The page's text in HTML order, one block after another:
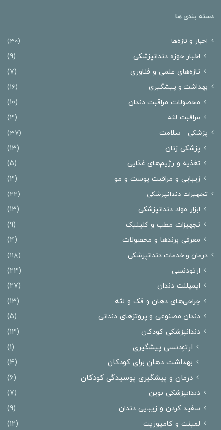
دسته بندی ها
اخبار و تازه‌ها (30)
اخبار حوزه دندانپزشکی
(9)
تازه‌های علمی و فناوری
(7)
بهداشت و پیشگیری (16)
محصولات مراقبت دندان
(10)
مراقبت لثه
(3)
پزشکی – سلامت (37)
پزشکی زنان
(13)
تغذیه و رژیم‌های غذایی
(5)
زیبایی و مراقبت پوست و مو
(3)
تجهیزات دندانپزشکی (22)
ابزار مواد دندانپزشکی
(13)
تجهیزات مطب و کلینیک
(9)
معرفی برندها و محصولات
(4)
درمان‌ و خدمات دندانپزشکی (118)
ارتودنسی
(23)
ایمپلنت دندان
(27)
جراحی‌های دهان و فک و لثه
(13)
دندان مصنوعی و پروتزهای دندانی
(5)
دندانپزشکی کودکان
(13)
ارتودنسی پیشگیری
(1)
بهداشت دهان برای کودکان
(4)
درمان و پیشگیری پوسیدگی کودکان
(6)
دندانپزشکی نوین
(7)
سفید کردن و زیبایی دندان
(9)
لمینت و کامپوزیت
(12)